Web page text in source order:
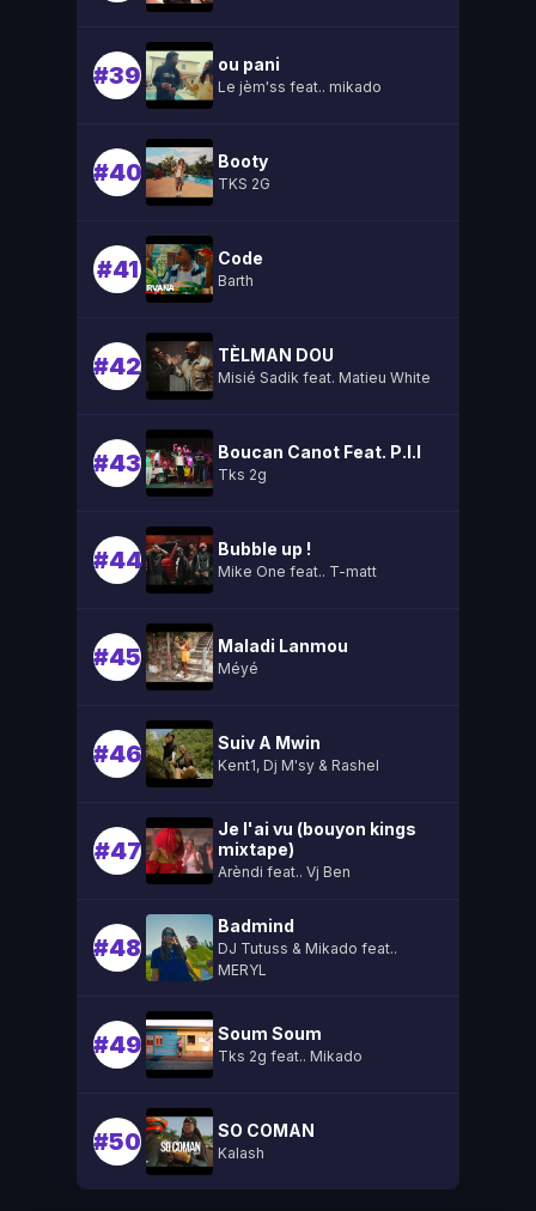
#39 ou pani
Le jèm'ss feat.. mikado
#40 Booty
TKS 2G
#41 Code
Barth
#42 TÈLMAN DOU
Misié Sadik feat. Matieu White
#43 Boucan Canot Feat. P.l.l
Tks 2g
#44 Bubble up !
Mike One feat.. T-matt
#45 Maladi Lanmou
Méyé
#46 Suiv A Mwin
Kent1, Dj M'sy & Rashel
#47
Je l'ai vu (bouyon kings
mixtape)
Arèndi feat.. Vj Ben
#48
Badmind
DJ Tutuss & Mikado feat..
MERYL
#49 Soum Soum
Tks 2g feat.. Mikado
#50 SO COMAN
Kalash